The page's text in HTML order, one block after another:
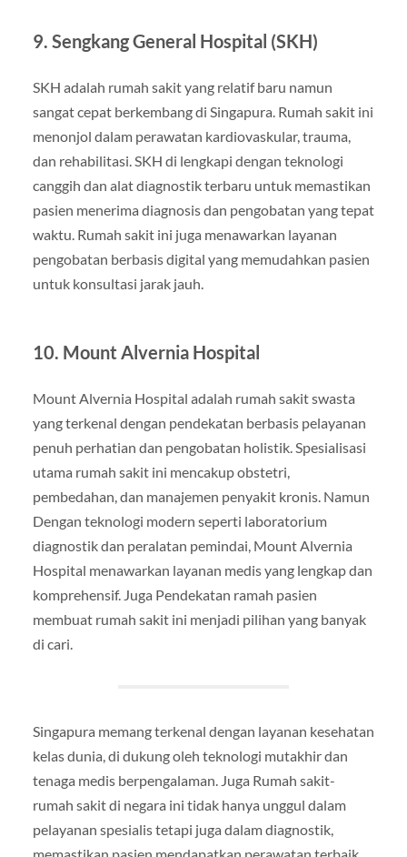
9. Sengkang General Hospital (SKH)
SKH adalah rumah sakit yang relatif baru namun
sangat cepat berkembang di Singapura. Rumah sakit ini
menonjol dalam perawatan kardiovaskular, trauma,
dan rehabilitasi. SKH di lengkapi dengan teknologi
canggih dan alat diagnostik terbaru untuk memastikan
pasien menerima diagnosis dan pengobatan yang tepat
waktu. Rumah sakit ini juga menawarkan layanan
pengobatan berbasis digital yang memudahkan pasien
untuk konsultasi jarak jauh.
10. Mount Alvernia Hospital
Mount Alvernia Hospital adalah rumah sakit swasta
yang terkenal dengan pendekatan berbasis pelayanan
penuh perhatian dan pengobatan holistik. Spesialisasi
utama rumah sakit ini mencakup obstetri,
pembedahan, dan manajemen penyakit kronis. Namun
Dengan teknologi modern seperti laboratorium
diagnostik dan peralatan pemindai, Mount Alvernia
Hospital menawarkan layanan medis yang lengkap dan
komprehensif. Juga Pendekatan ramah pasien
membuat rumah sakit ini menjadi pilihan yang banyak
di cari.
Singapura memang terkenal dengan layanan kesehatan
kelas dunia, di dukung oleh teknologi mutakhir dan
tenaga medis berpengalaman. Juga Rumah sakit-
rumah sakit di negara ini tidak hanya unggul dalam
pelayanan spesialis tetapi juga dalam diagnostik,
memastikan pasien mendapatkan perawatan terbaik.